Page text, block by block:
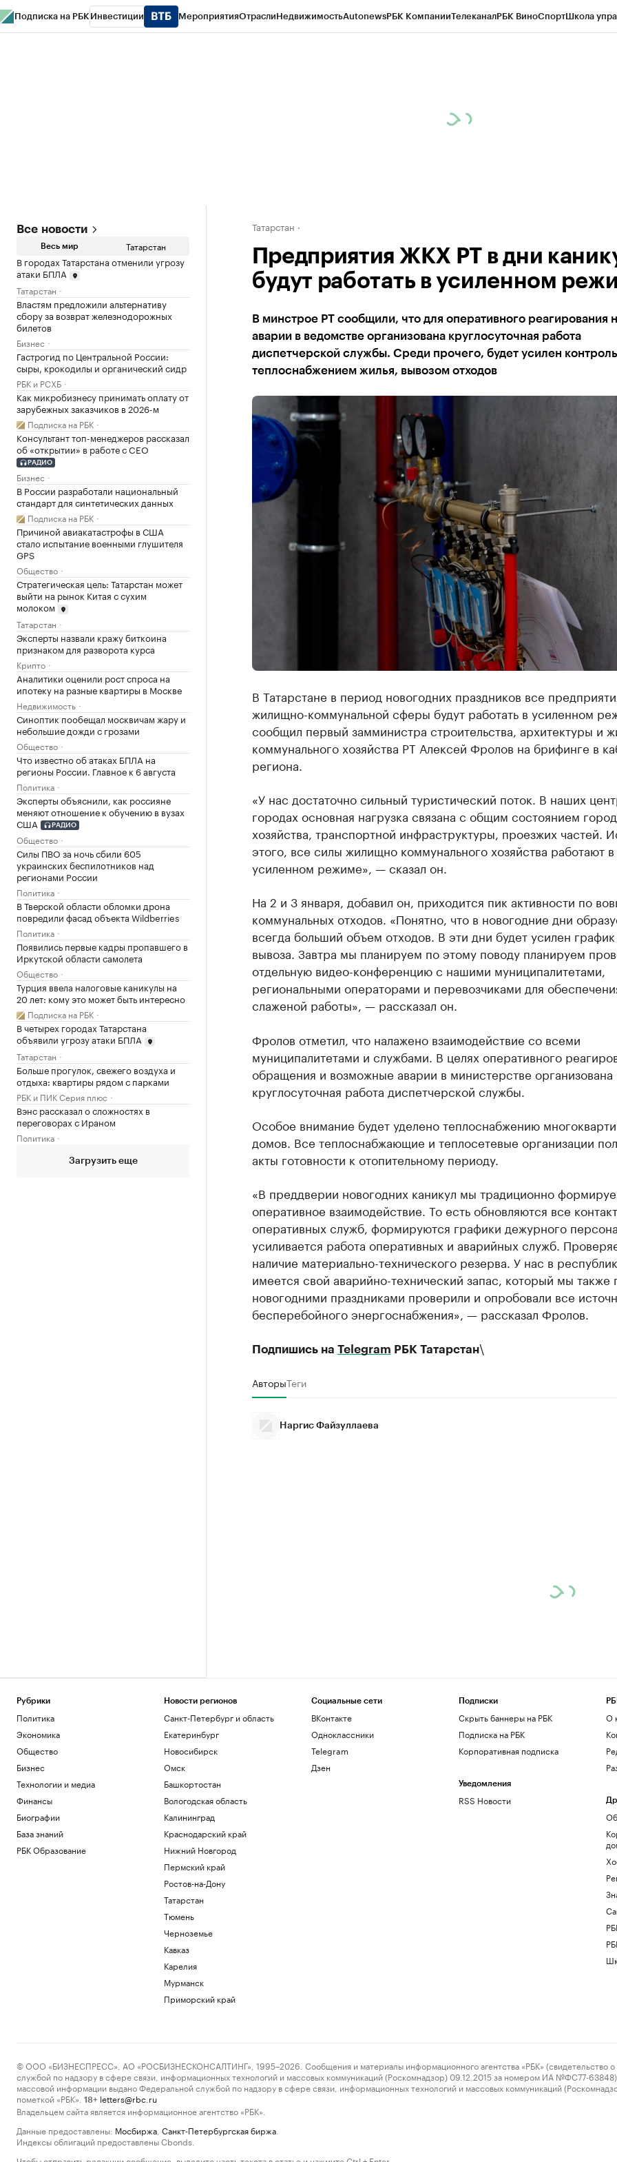
Подписка на РБК Инвестиции МероприятияОтраслиНедвижимостьAutonewsРБК КомпанииТелеканалРБК ВиноСпортШкола
Все новости
Весь мир Татарстан
В городах Татарстана отменили угрозу
атаки БПЛА
Татарстан
Властям предложили альтернативу
сбору за возврат железнодорожных
билетов
Бизнес
Гастрогид по Центральной России:
сыры, крокодилы и органический сидр
РБК и РСХБ
Как микробизнесу принимать оплату от
зарубежных заказчиков в 2026-м
Подписка на РБК
Консультант топ-менеджеров рассказал
об «открытии» в работе с CEO
РАДИО
Бизнес
В России разработали национальный
стандарт для синтетических данных
Подписка на РБК
Причиной авиакатастрофы в США
стало испытание военными глушителя
GPS
Общество
Стратегическая цель: Татарстан может
выйти на рынок Китая с сухим
молоком
Татарстан
Эксперты назвали кражу биткоина
признаком для разворота курса
Крипто
Аналитики оценили рост спроса на
ипотеку на разные квартиры в Москве
Недвижимость
Синоптик пообещал москвичам жару и
небольшие дожди с грозами
Общество
Что известно об атаках БПЛА на
регионы России. Главное к 6 августа
Политика
Эксперты объяснили, как россияне
меняют отношение к обучению в вузах
США
РАДИО
Общество
Силы ПВО за ночь сбили 605
украинских беспилотников над
регионами России
Политика
В Тверской области обломки дрона
повредили фасад объекта Wildberries
Политика
Появились первые кадры пропавшего в
Иркутской области самолета
Общество
Турция ввела налоговые каникулы на
20 лет: кому это может быть интересно
Подписка на РБК
В четырех городах Татарстана
объявили угрозу атаки БПЛА
Татарстан
Больше прогулок, свежего воздуха и
отдыха: квартиры рядом с парками
РБК и ПИК Серия плюс
Вэнс рассказал о сложностях в
переговорах с Ираном
Политика
Загрузить еще
Татарстан
Предприятия ЖКХ РТ в дни
будут работать в усиленном
В минстрое РТ сообщили, что для оперативного реагирования
аварии в ведомстве организована круглосуточная работа
диспетчерской службы. Среди прочего, будет усилен
теплоснабжением жилья, вывозом отходов
В Татарстане в период новогодних праздников все
жилищно-коммунальной сферы будут работать в усиленном
сообщил первый замминистра строительства, архитектуры и
коммунального хозяйства РТ Алексей Фролов на брифинге в
региона.
«У нас достаточно сильный туристический поток. В наших
городах основная нагрузка связана с общим состоянием
хозяйства, транспортной инфраструктуры, проезжих частей.
этого, все силы жилищно коммунального хозяйства работают в
усиленном режиме», — сказал он.
На 2 и 3 января, добавил он, приходится пик активности по
коммунальных отходов. «Понятно, что в новогодние дни
всегда больший объем отходов. В эти дни будет усилен
вывоза. Завтра мы планируем по этому поводу планируем
отдельную видео-конференцию с нашими муниципалитетами,
региональными операторами и перевозчиками для
слаженой работы», — рассказал он.
Фролов отметил, что налажено взаимодействие со всеми
муниципалитетами и службами. В целях оперативного
обращения и возможные аварии в министерстве организована
круглосуточная работа диспетчерской службы.
Особое внимание будет уделено теплоснабжению
домов. Все теплоснабжающие и теплосетевые организации
акты готовности к отопительному периоду.
«В преддверии новогодних каникул мы традиционно
оперативное взаимодействие. То есть обновляются все
оперативных служб, формируются графики дежурного
усиливается работа оперативных и аварийных служб.
наличие материально-технического резерва. У нас в
имеется свой аварийно-технический запас, который мы также
новогодними праздниками проверили и опробовали все
бесперебойного энергоснабжения», — рассказал Фролов.
Подпишись на Telegram РБК Татарстан\
АвторыТеги
Наргис Файзуллаева
Рубрики
Политика
Экономика
Общество
Бизнес
Технологии и медиа
Финансы
Биографии
База знаний
РБК Образование
Новости регионов
Санкт-Петербург и область
Екатеринбург
Новосибирск
Омск
Башкортостан
Вологодская область
Калининград
Краснодарский край
Нижний Новгород
Пермский край
Ростов-на-Дону
Татарстан
Тюмень
Черноземье
Кавказ
Карелия
Мурманск
Приморский край
Социальные сети
ВКонтакте
Одноклассники
Telegram
Дзен
Подписки
Скрыть баннеры на РБК
Подписка на РБК
Корпоративная подписка
Уведомления
RSS Новости
О
© ООО «БИЗНЕСПРЕСС», АО «РОСБИЗНЕСКОНСАЛТИНГ», 1995–2026. Сообщения и материалы информационного агентства «РБК» (свидетельство о
службой по надзору в сфере связи, информационных технологий и массовых коммуникаций (Роскомнадзор) 09.12.2015 за номером ИА №ФС77-63848)
массовой информации выдано Федеральной службой по надзору в сфере связи, информационных технологий и массовых коммуникаций
пометкой «РБК».
18+ letters@rbc.ru
Владельцем сайта является информационное агентство «РБК».
Данные предоставлены: Мосбиржа Санкт-Петербургская биржа
Индексы облигаций предоставлены Cbonds.